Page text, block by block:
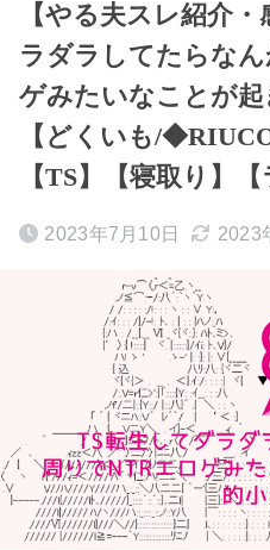
【やる夫スレ紹介
ラダラしてたらな
ゲみたいなことが
【どくいも/
【TS】【寝取り】【
2023年7月10日 2023